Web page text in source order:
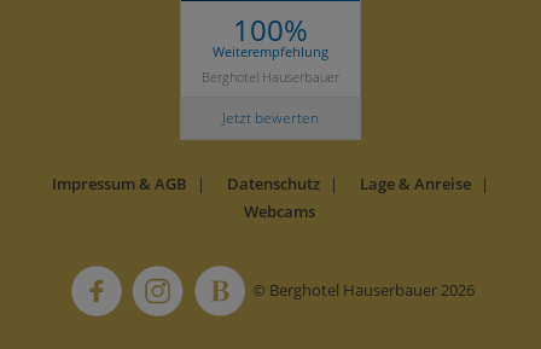
100%
Weiterempfehlung
Berghotel Hauserbauer
Jetzt bewerten
Impressum & AGB Datenschutz
Lage & Anreise
Webcams
© Berghotel Hauserbauer 2026